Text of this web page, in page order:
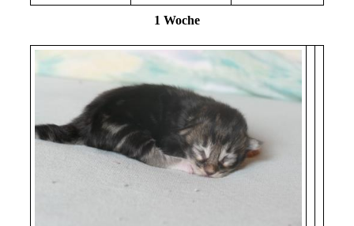
1 Woche